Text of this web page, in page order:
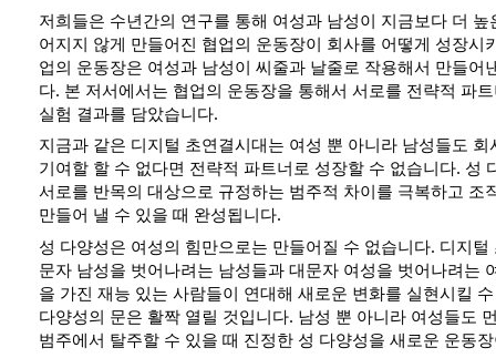
저희들은 수년간의 연구를 통해 여성과 남성이 지금보다 더
어지지 않게 만들어진 협업의 운동장이 회사를 어떻게 성장시
업의 운동장은 여성과 남성이 씨줄과 날줄로 작용해서 만들어
다. 본 저서에서는 협업의 운동장을 통해서 서로를 전략적 파
실험 결과를 담았습니다.
지금과 같은 디지털 초연결시대는 여성 뿐 아니라 남성들도
기여할 할 수 없다면 전략적 파트너로 성장할 수 없습니다. 성
서로를 반목의 대상으로 규정하는 범주적 차이를 극복하고 조
만들어 낼 수 있을 때 완성됩니다.
성 다양성은 여성의 힘만으로는 만들어질 수 없습니다. 디지
문자 남성을 벗어나려는 남성들과 대문자 여성을 벗어나려는
을 가진 재능 있는 사람들이 연대해 새로운 변화를 실현시킬
다양성의 문은 활짝 열릴 것입니다. 남성 뿐 아니라 여성들도
범주에서 탈주할 수 있을 때 진정한 성 다양성을 새로운 운동